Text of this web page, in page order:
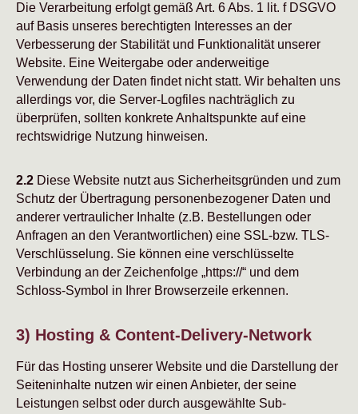
Die Verarbeitung erfolgt gemäß Art. 6 Abs. 1 lit. f DSGVO
auf Basis unseres berechtigten Interesses an der
Verbesserung der Stabilität und Funktionalität unserer
Website. Eine Weitergabe oder anderweitige
Verwendung der Daten findet nicht statt. Wir behalten uns
allerdings vor, die Server-Logfiles nachträglich zu
überprüfen, sollten konkrete Anhaltspunkte auf eine
rechtswidrige Nutzung hinweisen.
2.2 Diese Website nutzt aus Sicherheitsgründen und zum
Schutz der Übertragung personenbezogener Daten und
anderer vertraulicher Inhalte (z.B. Bestellungen oder
Anfragen an den Verantwortlichen) eine SSL-bzw. TLS-
Verschlüsselung. Sie können eine verschlüsselte
Verbindung an der Zeichenfolge „https://“ und dem
Schloss-Symbol in Ihrer Browserzeile erkennen.
3) Hosting & Content-Delivery-Network
Für das Hosting unserer Website und die Darstellung der
Seiteninhalte nutzen wir einen Anbieter, der seine
Leistungen selbst oder durch ausgewählte Sub-